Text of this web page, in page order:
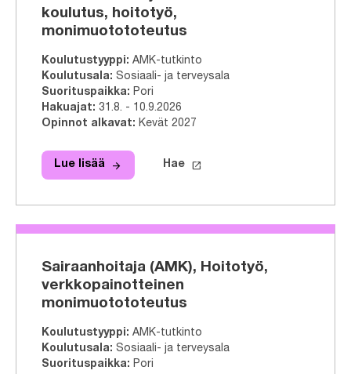
koulutus, hoitotyö,
monimuotototeutus
Koulutustyyppi: AMK-tutkinto
Koulutusala: Sosiaali- ja terveysala
Suorituspaikka: Pori
Hakuajat: 31.8. - 10.9.2026
Opinnot alkavat: Kevät 2027
Lue lisää Sairaanhoitaja (AMK),
Lue lisää arrow_forward
Hae tähän tutkinto-
Hae launch
Sairaanhoitaja (AMK), Hoitotyö,
verkkopainotteinen
monimuotototeutus
Koulutustyyppi: AMK-tutkinto
Koulutusala: Sosiaali- ja terveysala
Suorituspaikka: Pori